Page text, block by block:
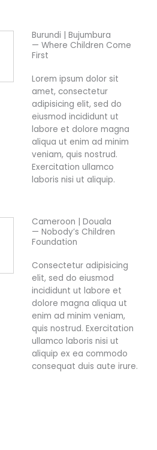
Burundi | Bujumbura
— Where Children Come
First
Lorem ipsum dolor sit
amet, consectetur
adipisicing elit, sed do
eiusmod incididunt ut
labore et dolore magna
aliqua ut enim ad minim
veniam, quis nostrud.
Exercitation ullamco
laboris nisi ut aliquip.
Cameroon | Douala
— Nobody’s Children
Foundation
Consectetur adipisicing
elit, sed do eiusmod
incididunt ut labore et
dolore magna aliqua ut
enim ad minim veniam,
quis nostrud. Exercitation
ullamco laboris nisi ut
aliquip ex ea commodo
consequat duis aute irure.